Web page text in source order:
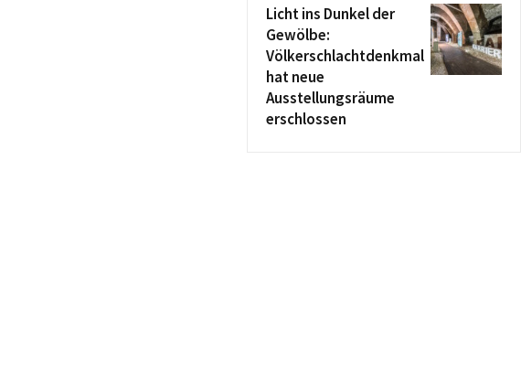
Licht ins Dunkel der
Gewölbe:
Völkerschlachtdenkmal
hat neue
Ausstellungsräume
erschlossen